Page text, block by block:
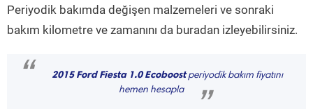
Periyodik bakımda değişen malzemeleri ve sonraki
bakım kilometre ve zamanını da buradan izleyebilirsiniz.
“ 2015 Ford Fiesta 1.0 Ecoboostperiyodik bakım fiyatını
hemen hesapla